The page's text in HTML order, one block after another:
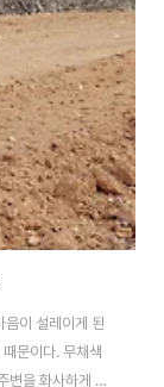
음이 설레이게 된
문이다. 무채색
변을 화사하게 만